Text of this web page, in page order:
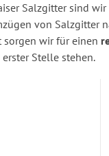
Salzgitter sind
von Salzgitter
sorgen wir für einen
Stelle stehen.